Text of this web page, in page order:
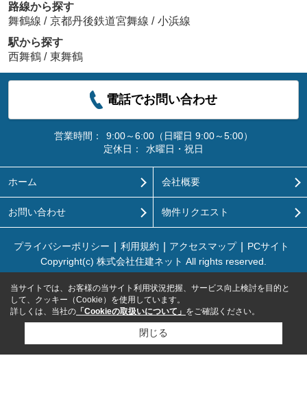
路線から探す
舞鶴線 / 京都丹後鉄道宮舞線 / 小浜線
駅から探す
西舞鶴 / 東舞鶴
電話でお問い合わせ
営業時間：
9:00～6:00（日曜日 9:00～5:00）
定休日：
水曜日・祝日
ホーム 会社概要
お問い合わせ 物件リクエスト
プライバシーポリシー 利用規約 アクセスマップ
PCサイト
Copyright(c) 株式会社住建ネット All rights reserved.
当サイトでは、お客様の当サイト利用状況把握、サービス向上検討を目的と
して、クッキー（Cookie）を使用しています。
詳しくは、当社の 「Cookieの取扱いについて」 をご確認ください。
閉じる